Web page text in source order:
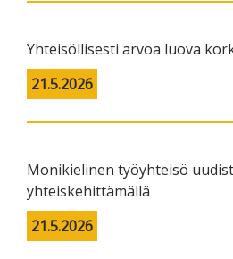
Yhteisöllisesti arvoa luova
21.5.2026
Monikielinen työyhteisö
yhteiskehittämällä
21.5.2026